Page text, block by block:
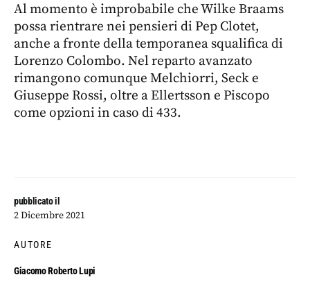
pubblicato il
2 Dicembre 2021
AUTORE
Giacomo Roberto Lupi
Al momento è improbabile che Wilke Braams
possa rientrare nei pensieri di Pep Clotet,
anche a fronte della temporanea squalifica di
Lorenzo Colombo. Nel reparto avanzato
rimangono comunque Melchiorri, Seck e
Giuseppe Rossi, oltre a Ellertsson e Piscopo
come opzioni in caso di 433.